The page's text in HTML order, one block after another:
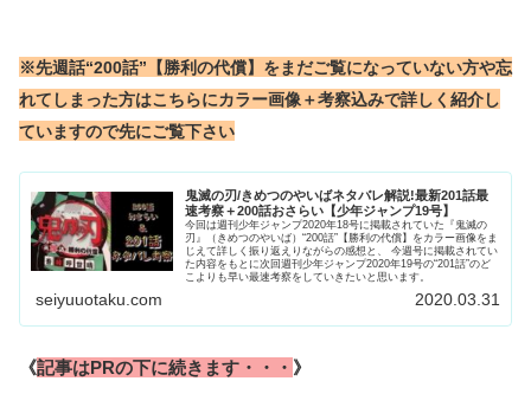
※先週話“200話”【勝利の代償】をまだご覧になっていない方や忘
れてしまった方はこちらにカラー画像＋考察込みで詳しく紹介し
ていますので先にご覧下さい
鬼滅の刃/きめつのやいばネタバレ解説!最新201話最
速考察＋200話おさらい【少年ジャンプ19号】
今回は週刊少年ジャンプ2020年18号に掲載されていた『鬼滅の
刃』（きめつのやいば）“200話”【勝利の代償】をカラー画像をま
じえて詳しく振り返えりながらの感想と、 今週号に掲載されてい
た内容をもとに次回週刊少年ジャンプ2020年19号の“201話”のど
こよりも早い最速考察をしていきたいと思います。
seiyuuotaku.com 2020.03.31
《記事はPRの下に続きます・・・ 》